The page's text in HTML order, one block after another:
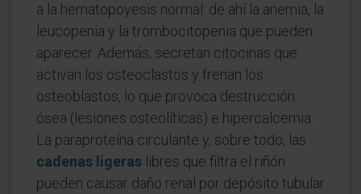
a la hematopoyesis normal: de ahí la anemia, la
leucopenia y la trombocitopenia que pueden
aparecer. Además, secretan citocinas que
activan los osteoclastos y frenan los
osteoblastos, lo que provoca destrucción
ósea (lesiones osteolíticas) e hipercalcemia.
La paraproteína circulante y, sobre todo, las
cadenas ligeras libres que filtra el riñón
pueden causar daño renal por depósito tubular